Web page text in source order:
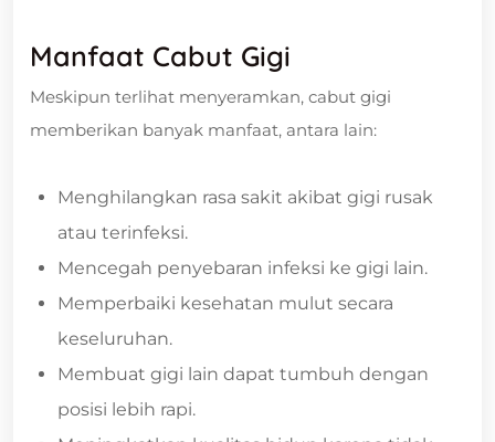
Manfaat Cabut Gigi
Meskipun terlihat menyeramkan, cabut gigi
memberikan banyak manfaat, antara lain:
Menghilangkan rasa sakit akibat gigi rusak
atau terinfeksi.
Mencegah penyebaran infeksi ke gigi lain.
Memperbaiki kesehatan mulut secara
keseluruhan.
Membuat gigi lain dapat tumbuh dengan
posisi lebih rapi.